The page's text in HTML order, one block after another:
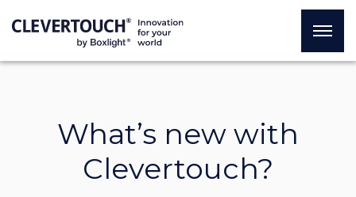
What’s new with
Clevertouch?